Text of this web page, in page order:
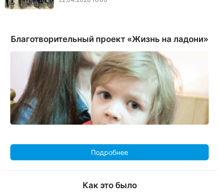
Благотворительный проект «Жизнь на ладони»
Подробнее
Как это было